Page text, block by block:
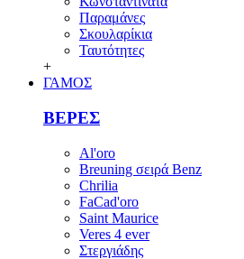
Παραμάνες
Σκουλαρίκια
Ταυτότητες
+
ΓΑΜΟΣ
ΒΕΡΕΣ
Al'oro
Breuning σειρά Benz
Chrilia
FaCad'oro
Saint Maurice
Veres 4 ever
Στεργιάδης